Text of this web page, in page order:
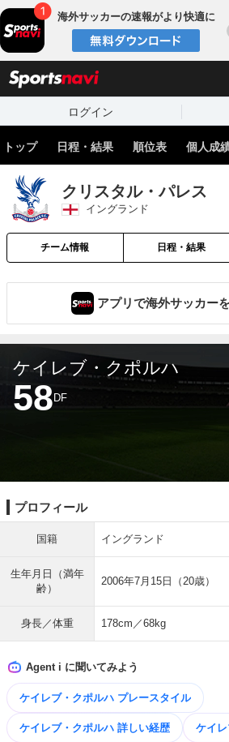
海外サッカーの速報がより快適に
ログイン
トップ 日程・結果 順位表 個人成
クリスタル・パレス
イングランド
チーム情報 日程・結果
アプリで海外サッカー
ケイレブ・クポルハ
58 DF
プロフィール
国籍 イングランド
生年月日（満年
齢）
2006年7月15日（20歳）
身長／体重 178cm／68kg
Agent i に聞いてみよう
ケイレブ・クポルハ プレースタイル
ケイレブ・クポルハ 詳しい経歴 ケイ